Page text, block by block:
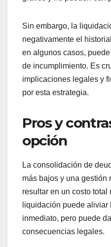
combinar múltiples
generalmente con una
Esto puede simplificar
hacer que la gestión de
manejable.
consolidación puede
mensuales, puede
lo que podría resultar en
largo plazo. Además,
requerir una buena
ofrecer condiciones
Liquidación
México